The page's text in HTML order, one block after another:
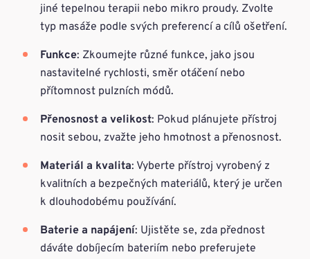
jiné tepelnou terapii nebo mikro proudy. Zvolte
typ masáže podle svých preferencí a cílů ošetření.
Funkce: Zkoumejte různé funkce, jako jsou
nastavitelné rychlosti, směr otáčení nebo
přítomnost pulzních módů.
Přenosnost a velikost: Pokud plánujete přístroj
nosit sebou, zvažte jeho hmotnost a přenosnost.
Materiál a kvalita: Vyberte přístroj vyrobený z
kvalitních a bezpečných materiálů, který je určen
k dlouhodobému používání.
Baterie a napájení: Ujistěte se, zda přednost
dáváte dobíjecím bateriím nebo preferujete